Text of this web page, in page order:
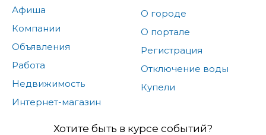
Афиша
Компании
Объявления
Работа
Недвижимость
Интернет-магазин
О городе
О портале
Регистрация
Отключение воды
Купели
Хотите быть в курсе событий?